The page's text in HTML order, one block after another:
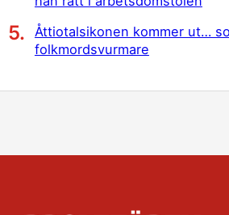
Åttiotalsikonen kommer ut…
folkmordsvurmare